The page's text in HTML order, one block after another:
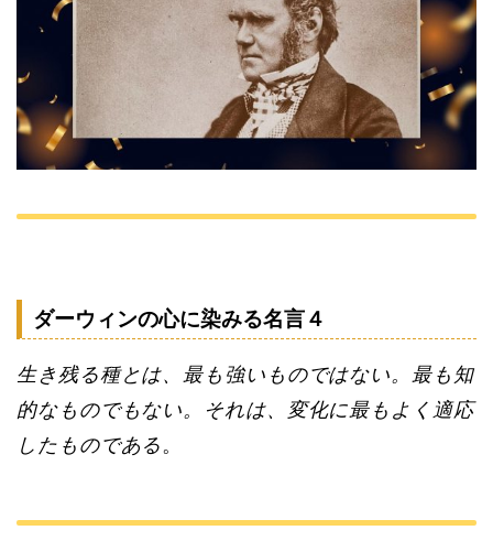
ダーウィンの心に染みる名言４
生き残る種とは、最も強いものではない。最も知
的なものでもない。それは、変化に最もよく適応
したものである 。